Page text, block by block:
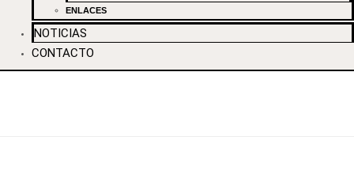
ENLACES
NOTICIAS
CONTACTO